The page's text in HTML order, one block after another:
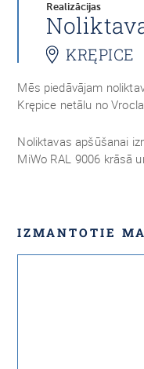
Realizācijas
KRĘPICE
Mēs piedāvājam
Krępice netālu no
Noliktavas apšūšanai
MiWo RAL 9006 krāsā
IZMANTOTIE